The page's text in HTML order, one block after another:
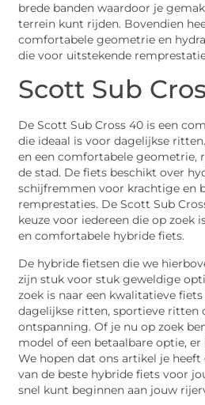
brede banden waardoor je
terrein kunt rijden. Bovendien
comfortabele geometrie en
die voor uitstekende
Scott Sub
De Scott Sub Cross 40 is een
die ideaal is voor dagelijkse
en een comfortabele geometrie,
de stad. De fiets beschikt over
schijfremmen voor krachtige en
remprestaties. De Scott Sub
keuze voor iedereen die op zoek
en comfortabele hybride fiets.
De hybride fietsen die we
zijn stuk voor stuk geweldige
zoek is naar een kwalitatieve
dagelijkse ritten, sportieve ritten
ontspanning. Of je nu op zoek
model of een betaalbare optie,
We hopen dat ons artikel je
van de beste hybride fiets voor
snel kunt beginnen aan jouw